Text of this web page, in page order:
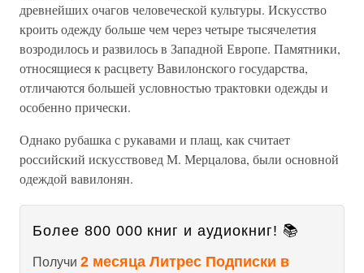
древнейших очагов человеческой культуры. Искусство
кроить одежду больше чем через четыре тысячелетия
возродилось и развилось в Западной Европе. Памятники,
относящиеся к расцвету Вавилонского государства,
отличаются большей условностью трактовки одежды и
особенно прически.
Однако рубашка с рукавами и плащ, как считает
российский искусствовед М. Мерцалова, были основной
одеждой вавилонян.
Более 800 000 книг и аудиокниг! 📚
Получи 2 месяца Литрес Подписки в